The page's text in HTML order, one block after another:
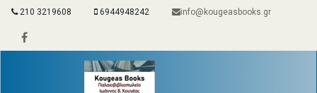
210 3219608 6944948242 info@kougeasbooks.gr